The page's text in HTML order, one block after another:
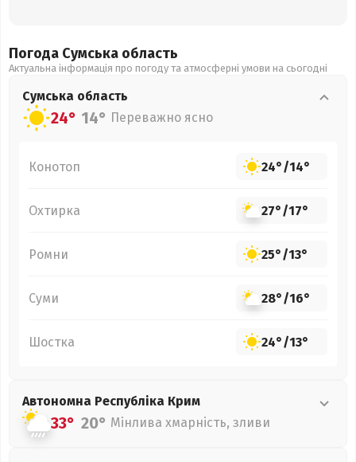
Погода Сумська область
Актуальна інформація про погоду та атмосферні умови на сьогодні
Сумська область
24° 14° Переважно ясно
Конотоп 24°/14°
Охтирка 27°/17°
Ромни 25°/13°
Суми 28°/16°
Шостка 24°/13°
Автономна Республіка Крим
33° 20° Мінлива хмарність, зливи